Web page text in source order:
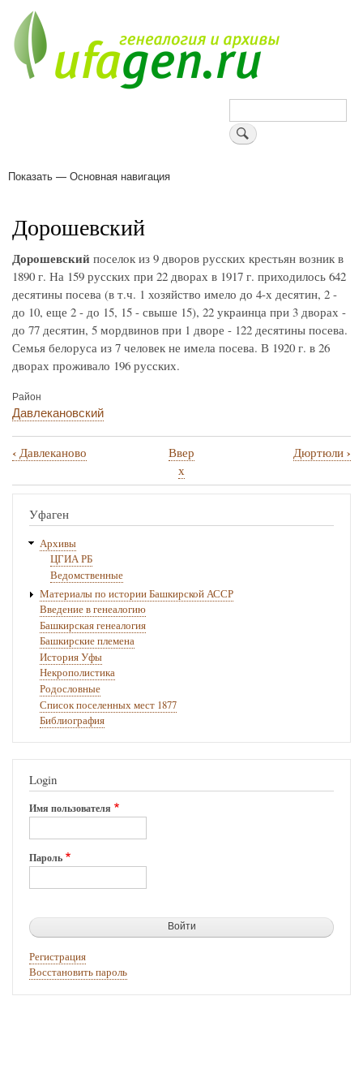
основному
содержанию
Поиск
Основная
Показать — Основная навигация
Дорошевский
Дорошевский поселок из 9 дворов русских крестьян возник в
1890 г. На 159 русских при 22 дворах в 1917 г. приходилось 642
десятины посева (в т.ч. 1 хозяйство имело до 4-х десятин, 2 -
до 10, еще 2 - до 15, 15 - свыше 15), 22 украинца при 3 дворах -
до 77 десятин, 5 мордвинов при 1 дворе - 122 десятины посева.
Семья белоруса из 7 человек не имела посева. В 1920 г. в 26
дворах проживало 196 русских.
Район
Давлекановский
Перекрёстные
ссылки
книги
для
Дорошевский
‹ Давлеканово
Ввер
х
Дюртюли ›
Уфаген
Архивы
ЦГИА РБ
Ведомственные
Материалы по истории Башкирской АССР
Введение в генеалогию
Башкирская генеалогия
Башкирские племена
История Уфы
Некрополистика
Родословные
Список поселенных мест 1877
Библиография
Login
Имя пользователя
Пароль
Регистрация
Восстановить пароль